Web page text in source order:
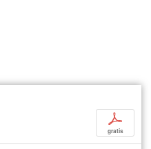
p
gratis